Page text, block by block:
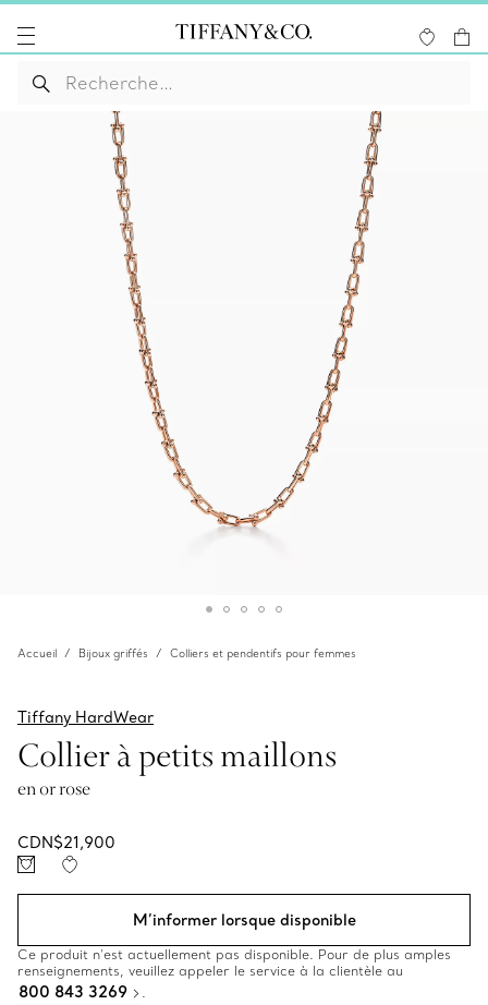
Accueil Bijoux griffés Colliers et pendentifs pour femmes
Tiffany HardWear
Collier à petits maillons
en or rose
CDN$21,900
M’informer lorsque disponible
Ce produit n’est actuellement pas disponible. Pour de plus amples
renseignements, veuillez appeler le service à la clientèle au
800 843 3269 .